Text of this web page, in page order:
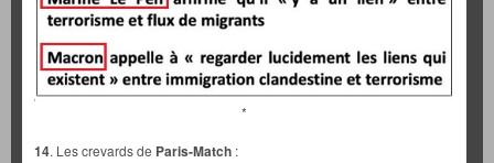
*
14. Les crevards de Paris-Match :